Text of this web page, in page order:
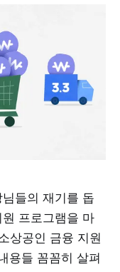
들의 재기를 돕
프로그램을 마
상공인 금융 지원
용들 꼼꼼히 살펴